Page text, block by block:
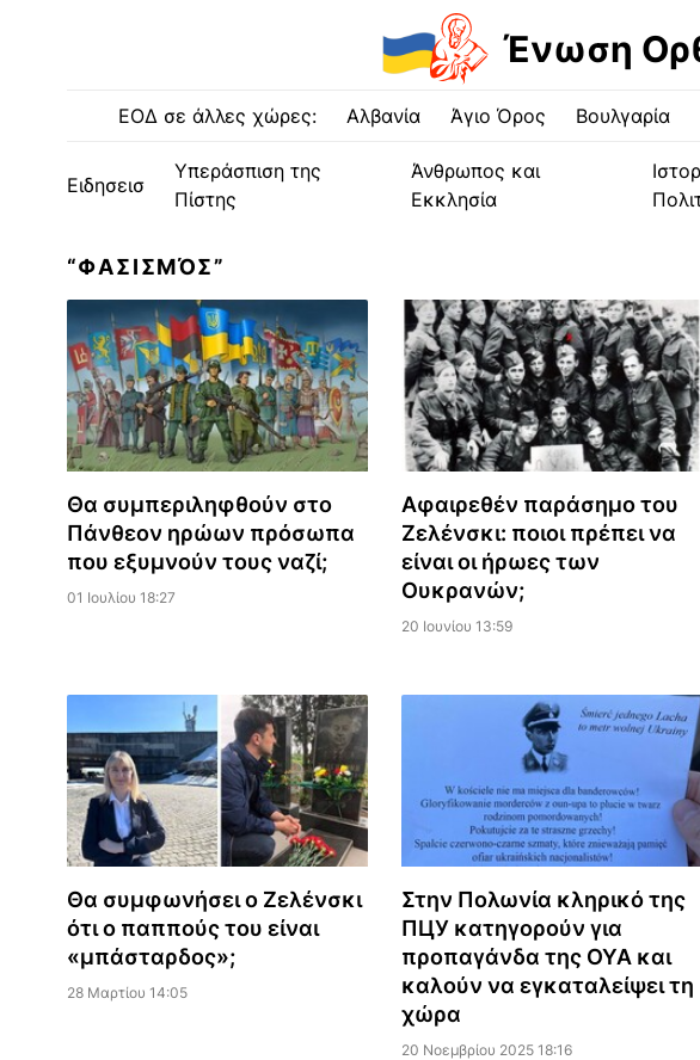
Ένωση
ΕΟΔ σε άλλες χώρες: Αλβανία Άγιο Όρος Βουλγαρία
Ειδησεισ
Υπεράσπιση της
Πίστης
Άνθρωπος και
Εκκλησία
“ΦΑΣΙΣΜΌΣ”
Θα συμπεριληφθούν στο
Πάνθεον ηρώων πρόσωπα
που εξυμνούν τους ναζί;
01 Ιουλίου 18:27
Αφαιρεθέν παράσημο του
Ζελένσκι: ποιοι πρέπει να
είναι οι ήρωες των
Ουκρανών;
20 Ιουνίου 13:59
Θα συμφωνήσει ο Ζελένσκι
ότι ο παππούς του είναι
«μπάσταρδος»;
28 Μαρτίου 14:05
Στην Πολωνία κληρικό της
ΠЦУ κατηγορούν για
προπαγάνδα της ΟΥΑ και
καλούν να εγκαταλείψει τη
χώρα
20 Νοεμβρίου 2025 18:16